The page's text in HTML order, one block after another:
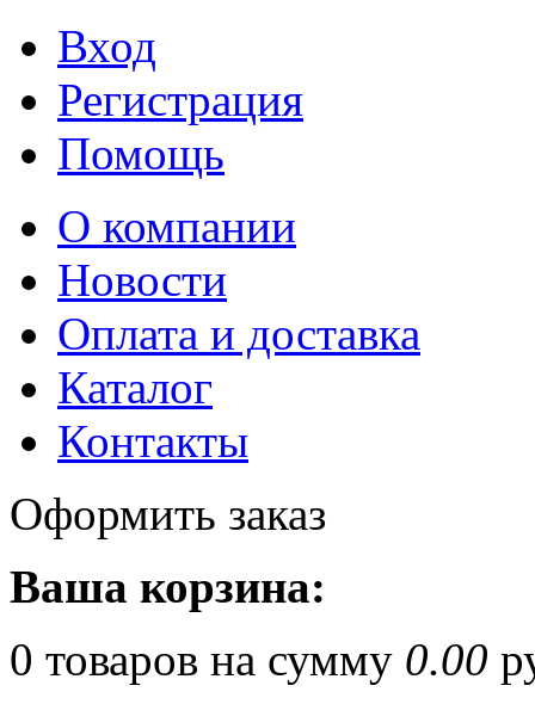
Вход
Регистрация
Помощь
О компании
Новости
Оплата и доставка
Каталог
Контакты
Оформить заказ
Ваша корзина:
0 товаров на сумму 0.00